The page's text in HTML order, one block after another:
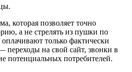
которая позволяет точно
а не стрелять из пушки по
только фактически
переходы на свой сайт, звонки в
потенциальных потребителей.